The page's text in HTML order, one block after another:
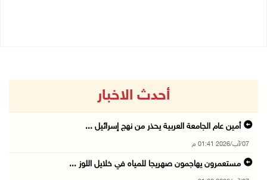
أحدث الاخبار
أمين عام الجامعة العربية يحذر من نهج إسرائيل ...
07/آب/2026 01:41 م
مستعمرون يهاجمون صهريجا للمياه في خلايل اللوز ...